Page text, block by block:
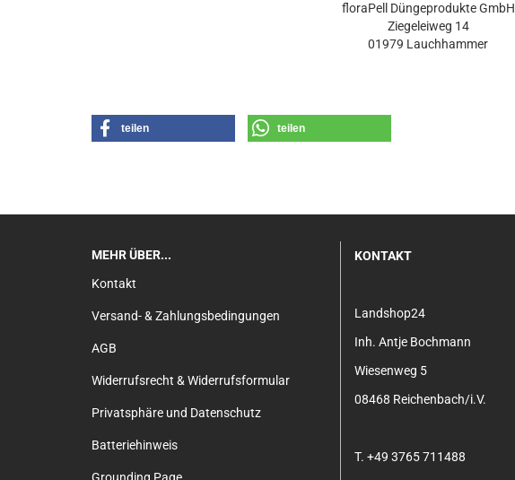
floraPell Düngeprodukte GmbH
Ziegeleiweg 14
01979 Lauchhammer
teilen teilen
MEHR ÜBER...
Kontakt
Versand- & Zahlungsbedingungen
AGB
Widerrufsrecht & Widerrufsformular
Privatsphäre und Datenschutz
Batteriehinweis
KONTAKT
Landshop24
Inh. Antje Bochmann
Wiesenweg 5
08468 Reichenbach/i.V.
T. +49 3765 711488